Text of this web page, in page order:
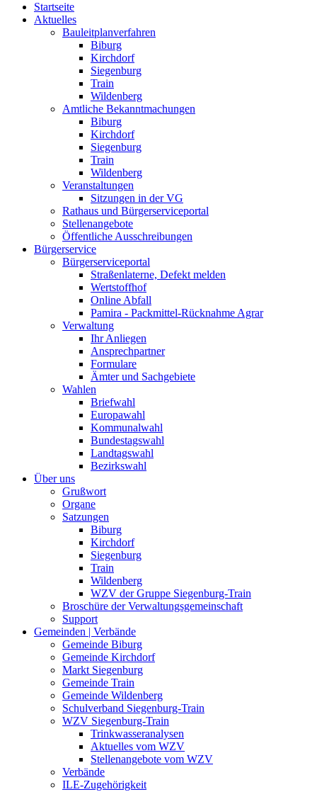
Startseite
Aktuelles
Bauleitplanverfahren
Biburg
Kirchdorf
Siegenburg
Train
Wildenberg
Amtliche Bekanntmachungen
Biburg
Kirchdorf
Siegenburg
Train
Wildenberg
Veranstaltungen
Sitzungen in der VG
Rathaus und Bürgerserviceportal
Stellenangebote
Öffentliche Ausschreibungen
Bürgerservice
Bürgerserviceportal
Straßenlaterne, Defekt melden
Wertstoffhof
Online Abfall
Pamira - Packmittel-Rücknahme Agrar
Verwaltung
Ihr Anliegen
Ansprechpartner
Formulare
Ämter und Sachgebiete
Wahlen
Briefwahl
Europawahl
Kommunalwahl
Bundestagswahl
Landtagswahl
Bezirkswahl
Über uns
Grußwort
Organe
Satzungen
Biburg
Kirchdorf
Siegenburg
Train
Wildenberg
WZV der Gruppe Siegenburg-Train
Broschüre der Verwaltungsgemeinschaft
Support
Gemeinden | Verbände
Gemeinde Biburg
Gemeinde Kirchdorf
Markt Siegenburg
Gemeinde Train
Gemeinde Wildenberg
Schulverband Siegenburg-Train
WZV Siegenburg-Train
Trinkwasseranalysen
Aktuelles vom WZV
Stellenangebote vom WZV
Verbände
ILE-Zugehörigkeit